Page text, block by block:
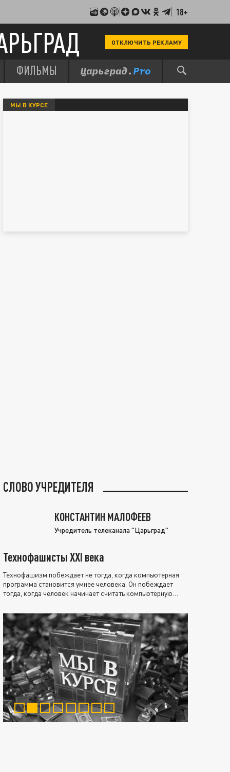
18+
ОТКЛЮЧИТЬ РЕКЛАМУ
ФИЛЬМЫ
МЫ В КУРСЕ
СЛОВО УЧРЕДИТЕЛЯ
КОНСТАНТИН МАЛОФЕЕВ
Учредитель телеканала "Царьград"
Технофашисты XXI века
Технофашизм побеждает не тогда, когда компьютерная
программа становится умнее человека. Он побеждает
тогда, когда человек начинает считать компьютерную